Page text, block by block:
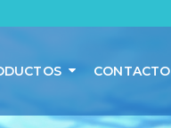
CONTACTO